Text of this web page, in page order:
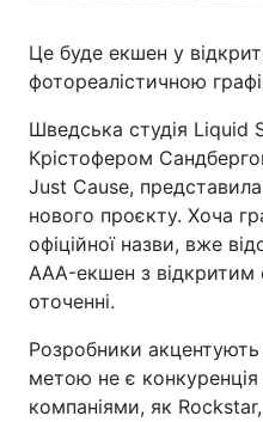
Це буде екшен у
фотореалістичною
Шведська студія Liquid
Крістофером
Just Cause,
нового проєкту. Хоча
офіційної назви, вже
AAA-екшен з відкритим
оточенні.
Розробники
метою не є
компаніями, як